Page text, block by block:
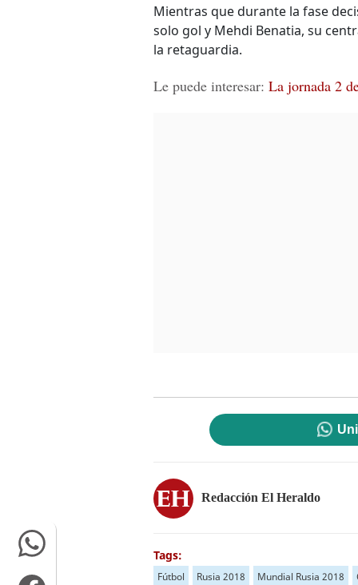
Mientras que durante la fase
solo gol y Mehdi Benatia, su
la retaguardia.
Le puede interesar: La jornada 2
Redacción El Heraldo
Tags:
Fútbol Rusia 2018 Mundial Rusia 2018